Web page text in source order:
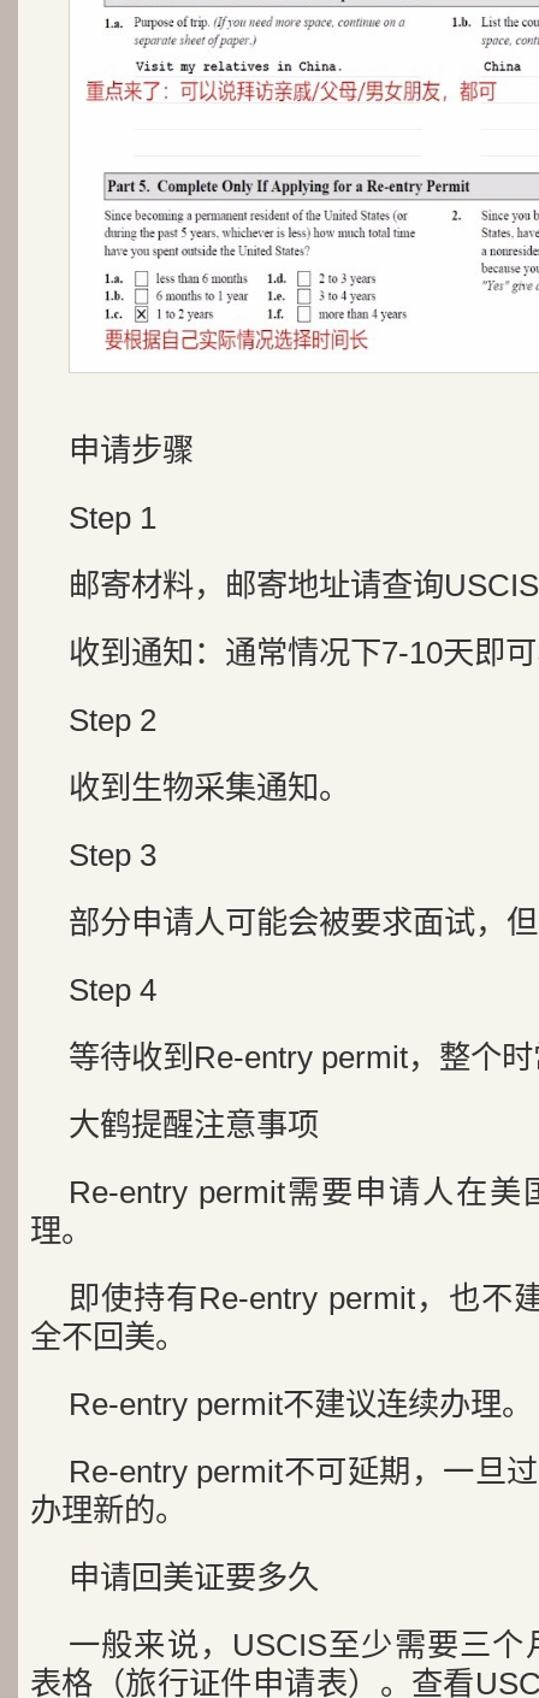
申请步骤
Step 1
邮寄材料，邮寄地址请查询
收到通知：通常情况下7-10天即
Step 2
收到生物采集通知。
Step 3
部分申请人可能会被要求面试，
Step 4
等待收到Re-entry permit，整个
大鹤提醒注意事项
Re-entry permit需要申请人在
理。
即使持有Re-entry permit，也不
全不回美。
Re-entry permit不建议连续办理。
Re-entry permit不可延期，一旦
办理新的。
申请回美证要多久
一般来说，USCIS至少需要三个
表格（旅行证件申请表）。查看